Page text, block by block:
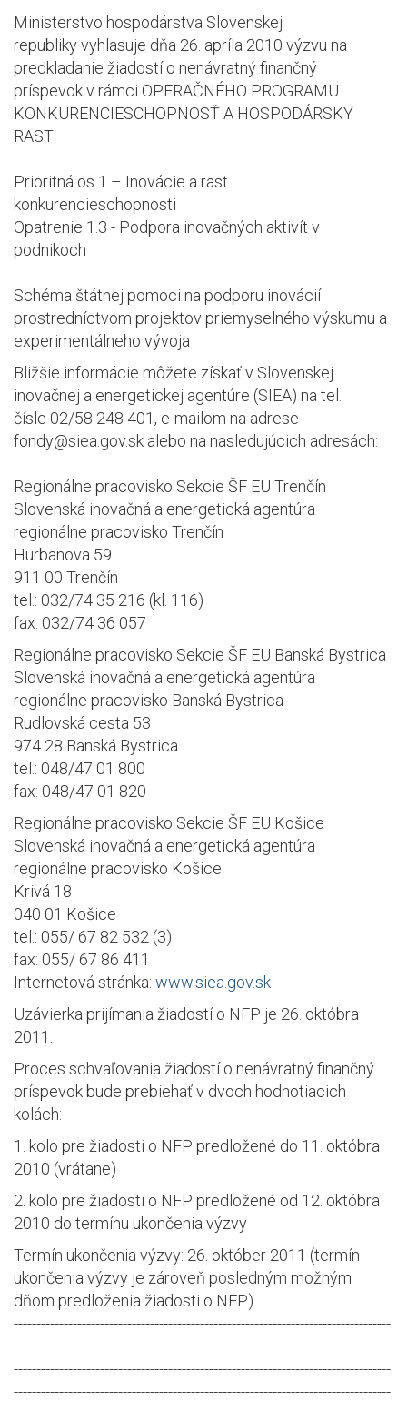
Ministerstvo hospodárstva Slovenskej
republiky vyhlasuje dňa 26. apríla 2010 výzvu na
predkladanie žiadostí o nenávratný finančný
príspevok v rámci OPERAČNÉHO PROGRAMU
KONKURENCIESCHOPNOSŤ A HOSPODÁRSKY
RAST
Prioritná os 1 – Inovácie a rast
konkurencieschopnosti
Opatrenie 1.3 - Podpora inovačných aktivít v
podnikoch
Schéma štátnej pomoci na podporu inovácií
prostredníctvom projektov priemyselného výskumu a
experimentálneho vývoja
Bližšie informácie môžete získať v Slovenskej
inovačnej a energetickej agentúre (SIEA) na tel.
čísle 02/58 248 401, e-mailom na adrese
fondy@siea.gov.sk alebo na nasledujúcich adresách:
Regionálne pracovisko Sekcie ŠF EU Trenčín
Slovenská inovačná a energetická agentúra
regionálne pracovisko Trenčín
Hurbanova 59
911 00 Trenčín
tel.: 032/74 35 216 (kl. 116)
fax: 032/74 36 057
Regionálne pracovisko Sekcie ŠF EU Banská Bystrica
Slovenská inovačná a energetická agentúra
regionálne pracovisko Banská Bystrica
Rudlovská cesta 53
974 28 Banská Bystrica
tel.: 048/47 01 800
fax: 048/47 01 820
Regionálne pracovisko Sekcie ŠF EU Košice
Slovenská inovačná a energetická agentúra
regionálne pracovisko Košice
Krivá 18
040 01 Košice
tel.: 055/ 67 82 532 (3)
fax: 055/ 67 86 411
Internetová stránka: www.siea.gov.sk
Uzávierka prijímania žiadostí o NFP je 26. októbra
2011.
Proces schvaľovania žiadostí o nenávratný finančný
príspevok bude prebiehať v dvoch hodnotiacich
kolách:
1. kolo pre žiadosti o NFP predložené do 11. októbra
2010 (vrátane)
2. kolo pre žiadosti o NFP predložené od 12. októbra
2010 do termínu ukončenia výzvy
Termín ukončenia výzvy: 26. október 2011 (termín
ukončenia výzvy je zároveň posledným možným
dňom predloženia žiadosti o NFP)
-----------------------------------------------------------------------------------
-----------------------------------------------------------------------------------
-----------------------------------------------------------------------------------
-----------------------------------------------------------------------------------